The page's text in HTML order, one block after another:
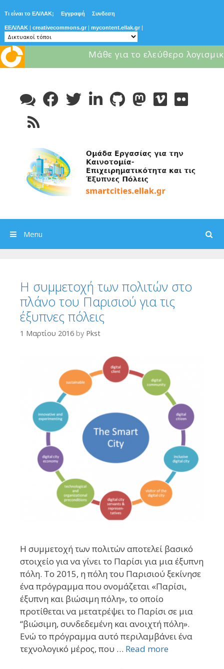
Τι είναι το ΕΛ/ΛΑΚ; Εγγραφή Συνδεση
ΕΕΛ/ΛΑΚ | creativecommons.gr | mycontent.ellak.gr |
Μάθε για το ελεύθερο
content
Search
Menu
Η συμμετοχή των πολιτών στο
πλάνο του Παρισιού για τις
έξυπνες πόλεις
1 Μαρτίου 2016 by Pkst
Η συμμετοχή των πολιτών αποτελεί βασικό
στοιχείο για να γίνει το Παρίσι για μια έξυπνη
πόλη. Το 2015, η πόλη του Παρισιού ξεκίνησε
ένα πρόγραμμα που ονομάζεται «Παρίσι,
έξυπνη και βιώσιμη πόλη», το οποίο
προτίθεται να μετατρέψει το Παρίσι σε μια
“βιώσιμη, συνδεδεμένη και ανοιχτή πόλη».
Ενώ το πρόγραμμα αυτό περιλαμβάνει ένα
τεχνολογικό μέρος, που … Read more